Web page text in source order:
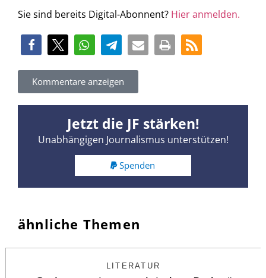
Sie sind bereits Digital-Abonnent? Hier anmelden.
Kommentare anzeigen
Jetzt die JF stärken!
Unabhängigen Journalismus unterstützen!
Spenden
ähnliche Themen
LITERATUR